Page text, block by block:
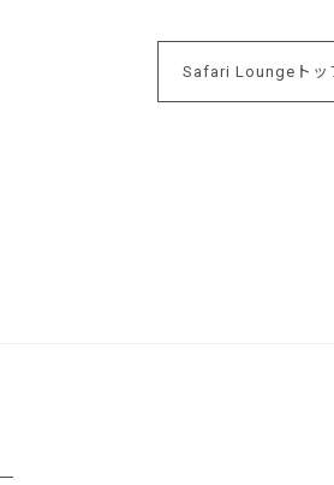
Safari Loungeトッ